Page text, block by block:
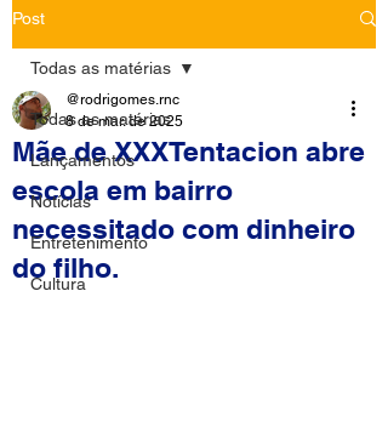
Post
Todas as matérias
Lançamentos
Notícias
Entretenimento
Cultura
Todas as matérias
Mãe de XXXTentacion abre
escola em bairro
necessitado com dinheiro
do filho.
@rodrigomes.rnc
8 de mar. de 2025